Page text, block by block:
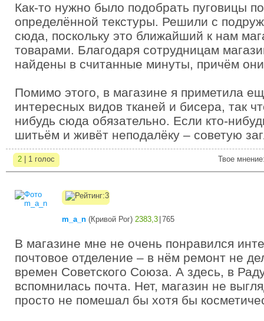
Как-то нужно было подобрать пуговицы
определённой текстуры. Решили с
сюда, поскольку это ближайший к нам
товарами. Благодаря сотрудницам
найдены в считанные минуты, причём
Помимо этого, в магазине я приметила
интересных видов тканей и бисера, так
нибудь сюда обязательно. Если кто-
шитьём и живёт неподалёку – советую
2 | 1 голос Твое
m_a_n (Кривой Рог) 2383,3 765
В магазине мне не очень понравился
почтовое отделение – в нём ремонт не
времен Советского Союза. А здесь, в
вспомнилась почта. Нет, магазин не
просто не помешал бы хотя бы